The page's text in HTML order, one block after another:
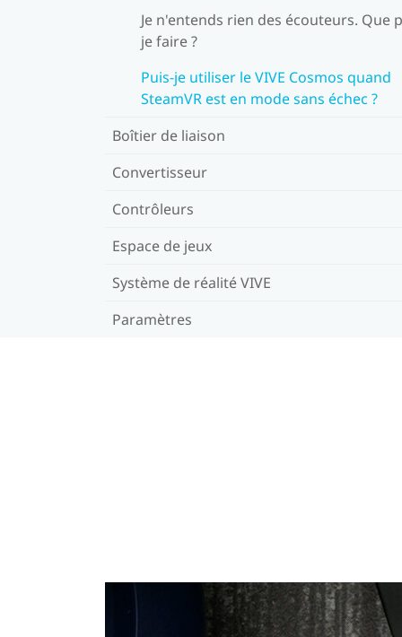
Je n'entends rien des écouteurs. Que
je faire ?
Puis-je utiliser le VIVE Cosmos quand
SteamVR est en mode sans échec ?
Boîtier de liaison
Convertisseur
Contrôleurs
Espace de jeux
Système de réalité VIVE
Paramètres